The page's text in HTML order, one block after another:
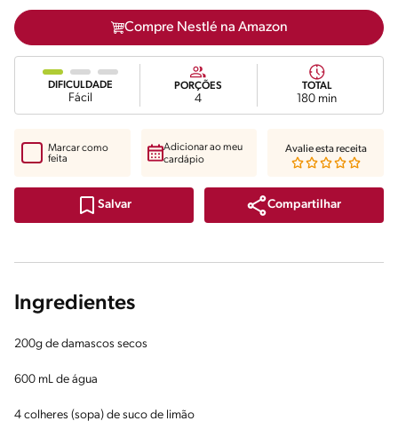
Compre Nestlé na Amazon
DIFICULDADE
Fácil
PORÇÕES
4
TOTAL
180 min
Salvar Compartilhar
Marcar como
feita
Adicionar ao meu
cardápio
Avalie esta receita
Ingredientes
200g de damascos secos
600 mL de água
4 colheres (sopa) de suco de limão